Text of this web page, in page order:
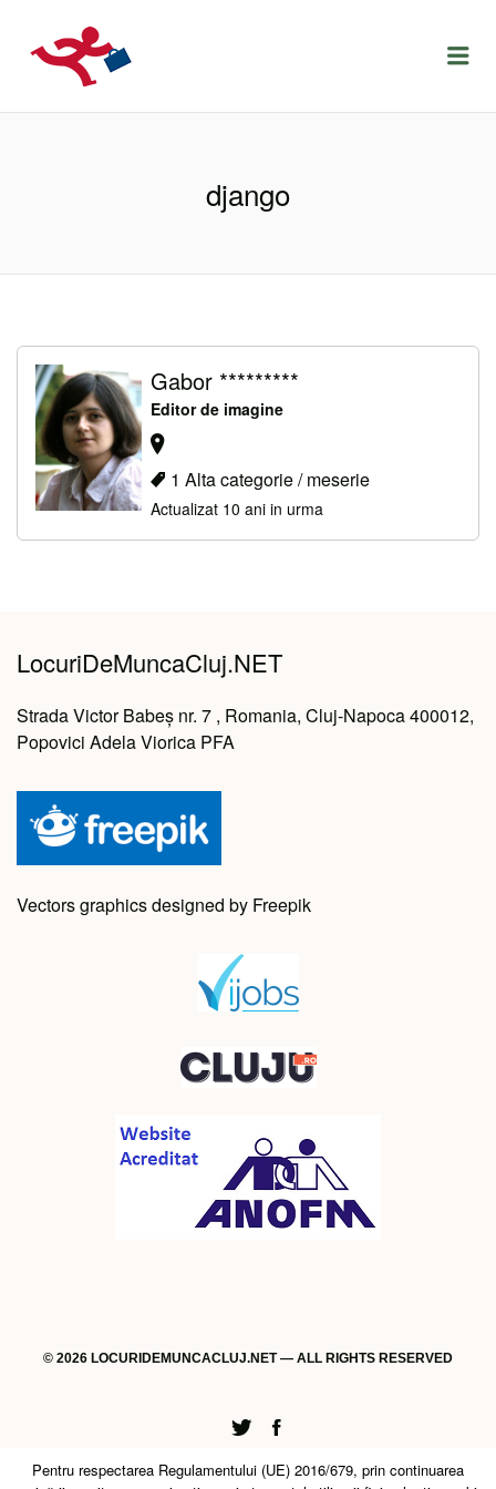
LOCURIDEMUNCACLUJ.NET
django
Gabor *********
Editor de imagine
1 Alta categorie / meserie
Actualizat 10 ani in urma
LocuriDeMuncaCluj.NET
Strada Victor Babeș nr. 7 , Romania, Cluj-Napoca 400012,
Popovici Adela Viorica PFA
Vectors graphics designed by Freepik
© 2026 LOCURIDEMUNCACLUJ.NET — ALL RIGHTS RESERVED
Twitter
Facebook
Pentru respectarea Regulamentului (UE) 2016/679, prin continuarea